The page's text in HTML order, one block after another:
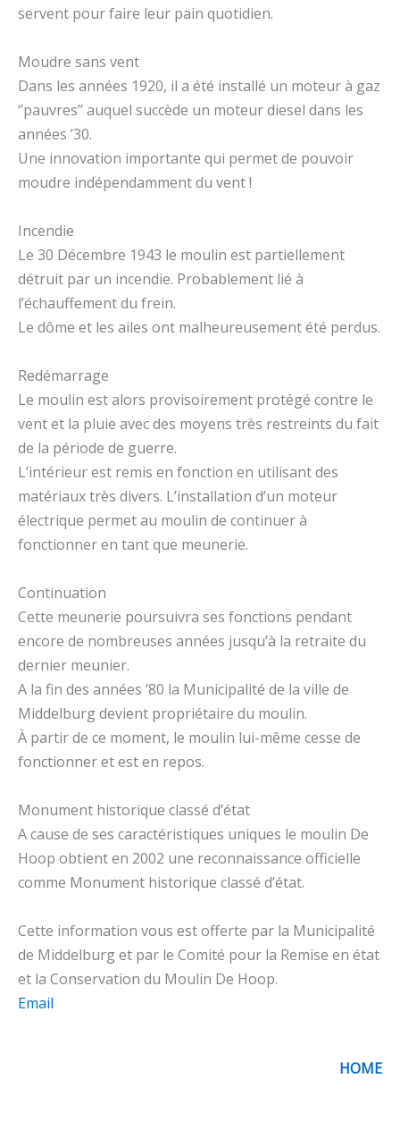
servent pour faire leur pain quotidien.
Moudre sans vent
Dans les années 1920, il a été installé un moteur à gaz
‘’pauvres’’ auquel succède un moteur diesel dans les
années ’30.
Une innovation importante qui permet de pouvoir
moudre indépendamment du vent !
Incendie
Le 30 Décembre 1943 le moulin est partiellement
détruit par un incendie. Probablement lié à
l’échauffement du frein.
Le dôme et les ailes ont malheureusement été perdus.
Redémarrage
Le moulin est alors provisoirement protégé contre le
vent et la pluie avec des moyens très restreints du fait
de la période de guerre.
L’intérieur est remis en fonction en utilisant des
matériaux très divers. L’installation d’un moteur
électrique permet au moulin de continuer à
fonctionner en tant que meunerie.
Continuation
Cette meunerie poursuivra ses fonctions pendant
encore de nombreuses années jusqu’à la retraite du
dernier meunier.
A la fin des années ’80 la Municipalité de la ville de
Middelburg devient propriétaire du moulin.
À partir de ce moment, le moulin lui-même cesse de
fonctionner et est en repos.
Monument historique classé d’état
A cause de ses caractéristiques uniques le moulin De
Hoop obtient en 2002 une reconnaissance officielle
comme Monument historique classé d’état.
Cette information vous est offerte par la Municipalité
de Middelburg et par le Comité pour la Remise en état
et la Conservation du Moulin De Hoop.
Email
HOME